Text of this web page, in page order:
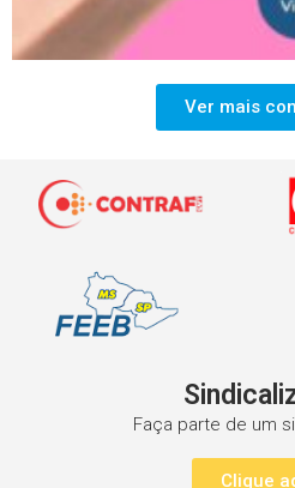
Ver mais
Faça parte de um
Clique